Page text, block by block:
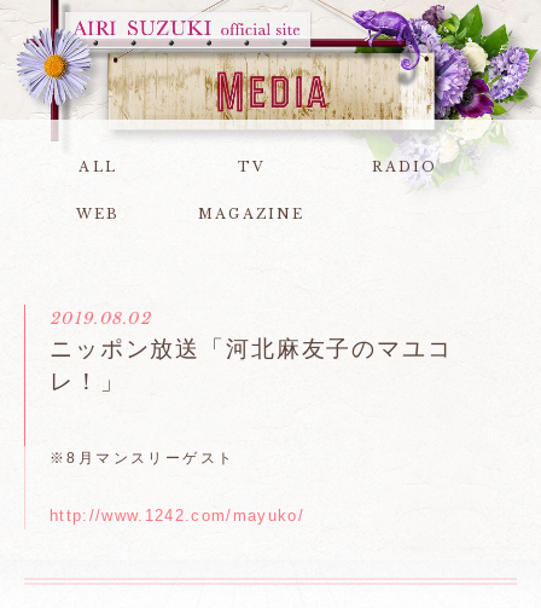
ALL TV RADIO
WEB MAGAZINE
2019.08.02
ニッポン放送「河北麻友子のマユコ
レ！」
※8月マンスリーゲスト
http://www.1242.com/mayuko/